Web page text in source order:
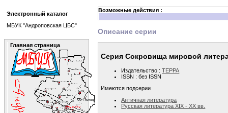
Возможные действия :
Описание серии
Серия Сокровища мировой
Издательство :ТЕРРА
ISSN : без ISSN
Имеются подсерии
Античная литература
Русская литература XIX - XX вв.
Электронный каталог
МБУК "Андроповская ЦБС"
Главная страница